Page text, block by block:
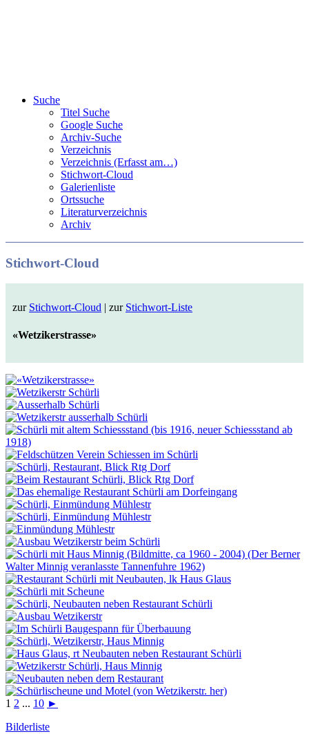
Suche
Titel Suche
Google Suche
Archiv-Suche
Verzeichnis
Verzeichnis (Erfasst am…)
Stichwort-Cloud
Galerienliste
Ortssuche
Literaturverzeichnis
Archiv
Stichwort-Cloud
zur Stichwort-Cloud | zur Stichwort-Liste
«Wetzikerstrasse»
1 2 ... 10 ►
Bilderliste